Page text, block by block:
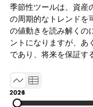
季節性ツールは、資産
の周期的なトレンドを
の値動きを読み解くの
ントになりますが、あ
であり、将来を保証す
2016
2021
2026